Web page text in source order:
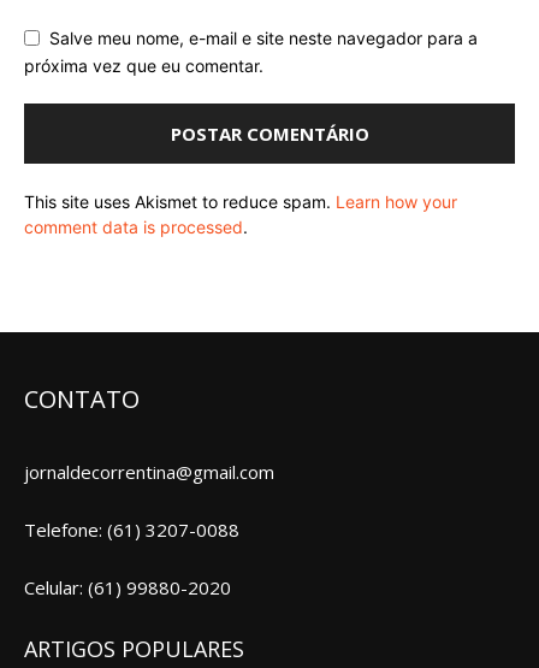
Salve meu nome, e-mail e site neste navegador para a
próxima vez que eu comentar.
This site uses Akismet to reduce spam. Learn how your
comment data is processed.
CONTATO
jornaldecorrentina@gmail.com
Telefone: (61) 3207-0088
Celular: (61) 99880-2020
ARTIGOS POPULARES